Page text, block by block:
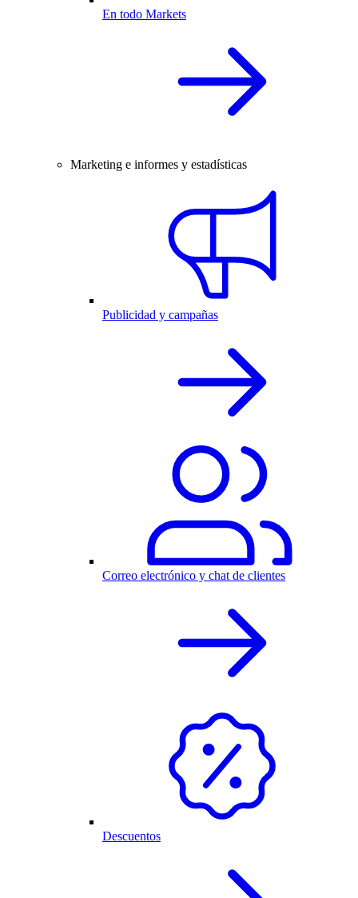
En todo Markets
Marketing e informes y estadísticas
Publicidad y campañas
Correo electrónico y chat de clientes
Descuentos